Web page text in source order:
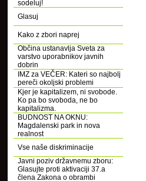
sodeluj!
Glasuj
Kako z zbori naprej
Občina ustanavlja Sveta za
varstvo uporabnikov javnih
dobrin
IMZ za VEČER: Kateri so najbolj
pereči okoljski problemi
Kjer je kapitalizem, ni svobode.
Ko pa bo svoboda, ne bo
kapitalizma.
BUDNOST NA OKNU:
Magdalenski park in nova
realnost
Vse naše diskriminacije
Javni poziv državnemu zboru:
Glasujte proti aktivaciji 37.a
člena Zakona o obrambi